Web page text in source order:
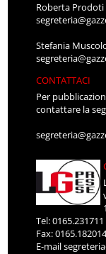
Roberta Prodoti
Stefania
CONTATTACI
Per
contattare la
Tel: 0165.231711
Fax:
E-mail